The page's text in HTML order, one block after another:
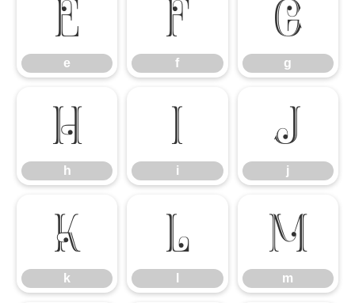
e
e
f
f
g
g
h
h i
j
j
k
k
l m
m